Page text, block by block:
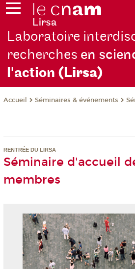
Laboratoire
recherches en
l'action (Lirsa)
Accueil Séminaires & événements
RENTRÉE DU LIRSA
Séminaire d'accueil
membres